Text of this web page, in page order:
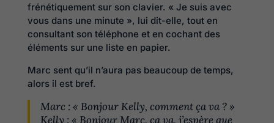
frénétiquement sur son clavier. « Je suis avec
vous dans une minute », lui dit-elle, tout en
consultant son téléphone et en cochant des
éléments sur une liste en papier.
Marc sent qu’il n’aura pas beaucoup de temps,
alors il est bref.
Marc : « Bonjour Kelly, comment ça va ? »
Kelly : « Bonjour Marc, ça va, j’espère que